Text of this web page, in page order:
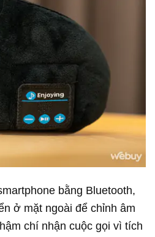
bằng Bluetooth,
ở mặt ngoài để chỉnh âm
chí nhận cuộc gọi vì tích